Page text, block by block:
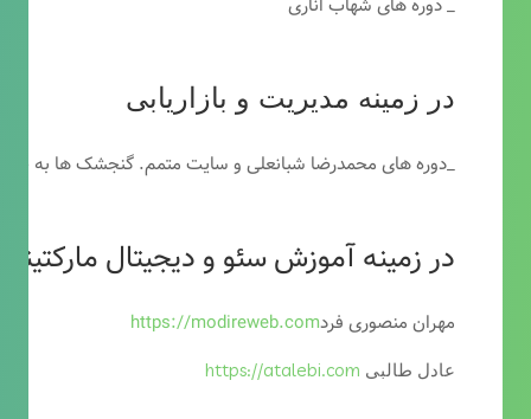
در زمینه مدیریت و بازاریابی
_دوره های محمدرضا شبانعلی و سایت متمم. گنجشک ها به
در زمینه آموزش سئو و دیجیتال
مهران منصوری فردhttps://modireweb.com
عادل طالبی https://atalebi.com